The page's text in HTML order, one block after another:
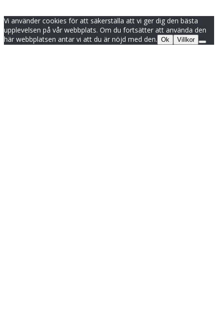
Vi använder cookies för att säkerställa att vi ger dig den bästa
upplevelsen på vår webbplats. Om du fortsätter att använda den
här webbplatsen antar vi att du är nöjd med den. Ok Villkor